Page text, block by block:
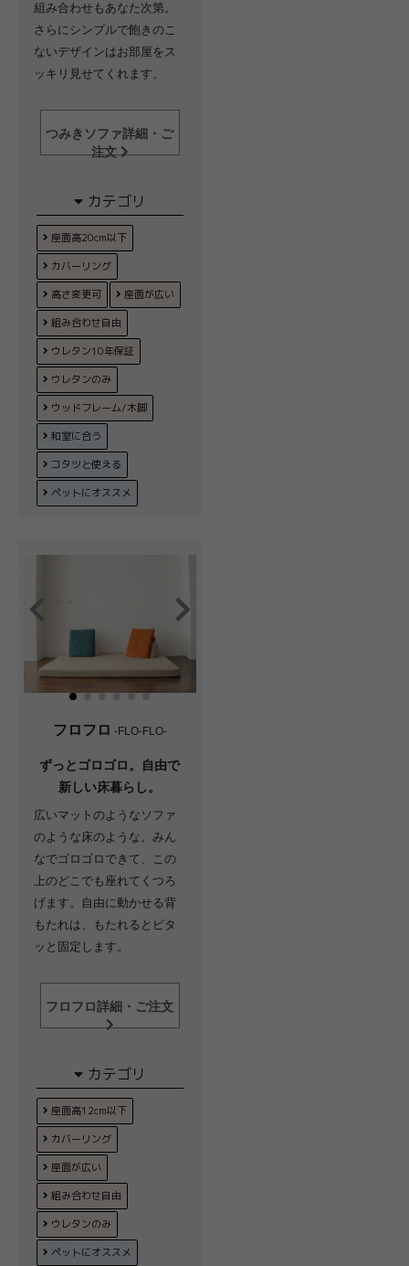
組み合わせもあなた次第。
さらにシンプルで飽きのこ
ないデザインはお部屋をス
ッキリ見せてくれます。
つみきソファ詳細・ご
注文
カテゴリ
座面高20cm以下
カバーリング
高さ変更可
座面が広い
組み合わせ自由
ウレタン10年保証
ウレタンのみ
ウッドフレーム/木脚
和室に合う
コタツと使える
ペットにオススメ
フロフロ -FLO-FLO-
ずっとゴロゴロ。自由で
新しい床暮らし。
広いマットのようなソファ
のような床のような。みん
なでゴロゴロできて、この
上のどこでも座れてくつろ
げます。自由に動かせる背
もたれは、もたれるとピタ
ッと固定します。
フロフロ詳細・ご注文
カテゴリ
座面高12cm以下
カバーリング
座面が広い
組み合わせ自由
ウレタンのみ
ペットにオススメ